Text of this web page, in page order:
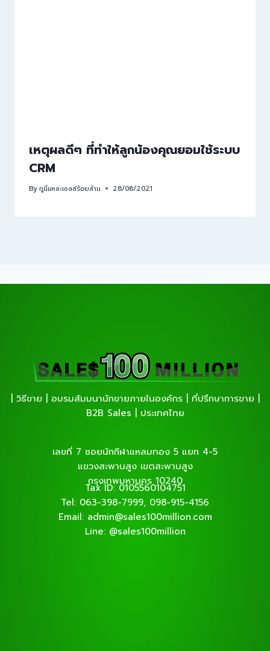
เหตุผลดีๆ ที่ทำให้ลูกน้องคุณยอมใช้ระบบ
CRM
Byกูนี่แหละเซลล์ร้อยล้าน 28/08/2021
| วิธีขาย | อบรมสัมมนานักขายภายในองค์กร | ที่ปรึกษาการขาย |
B2B Sales | ประเทศไทย
เลขที่ 7 ซอยนักกีฬาแหลมทอง 5 แยก 4-5
แขวงสะพานสูง เขตสะพานสูง
กรุงเทพมหานคร 10240
Tax ID: 0105560104751
Tel: 063-398-7999, 098-915-4156
Email: admin@sales100million.com
Line: @sales100million